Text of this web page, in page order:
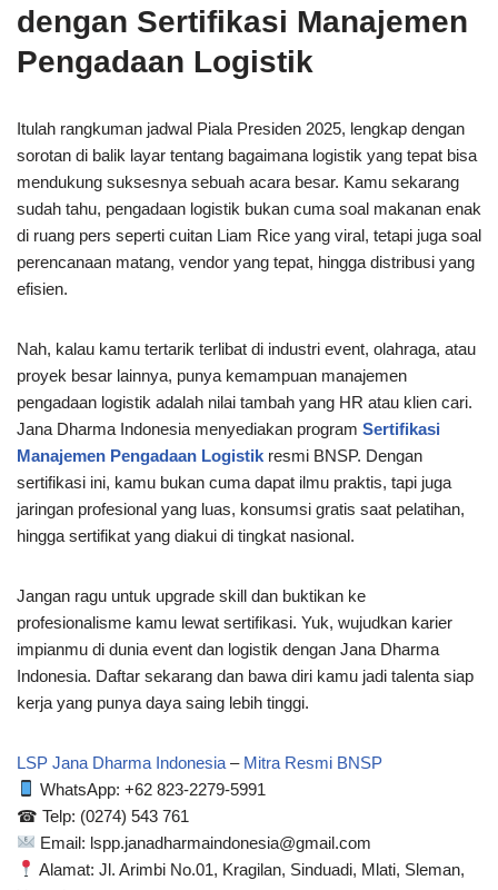
dengan Sertifikasi Manajemen
Pengadaan Logistik
Itulah rangkuman jadwal Piala Presiden 2025, lengkap dengan
sorotan di balik layar tentang bagaimana logistik yang tepat bisa
mendukung suksesnya sebuah acara besar. Kamu sekarang
sudah tahu, pengadaan logistik bukan cuma soal makanan enak
di ruang pers seperti cuitan Liam Rice yang viral, tetapi juga soal
perencanaan matang, vendor yang tepat, hingga distribusi yang
efisien.
Nah, kalau kamu tertarik terlibat di industri event, olahraga, atau
proyek besar lainnya, punya kemampuan manajemen
pengadaan logistik adalah nilai tambah yang HR atau klien cari.
Jana Dharma Indonesia menyediakan program Sertifikasi
Manajemen Pengadaan Logistik resmi BNSP. Dengan
sertifikasi ini, kamu bukan cuma dapat ilmu praktis, tapi juga
jaringan profesional yang luas, konsumsi gratis saat pelatihan,
hingga sertifikat yang diakui di tingkat nasional.
Jangan ragu untuk upgrade skill dan buktikan ke
profesionalisme kamu lewat sertifikasi. Yuk, wujudkan karier
impianmu di dunia event dan logistik dengan Jana Dharma
Indonesia. Daftar sekarang dan bawa diri kamu jadi talenta siap
kerja yang punya daya saing lebih tinggi.
LSP Jana Dharma Indonesia –Mitra Resmi BNSP
WhatsApp: ‪+62 823-2279-5991‬
☎ Telp: (0274) 543 761
Email: lspp.janadharmaindonesia@gmail.com
Alamat: Jl. Arimbi No.01, Kragilan, Sinduadi, Mlati, Sleman,